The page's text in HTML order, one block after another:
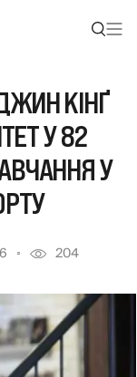
КІНҐ
У 82
У
204